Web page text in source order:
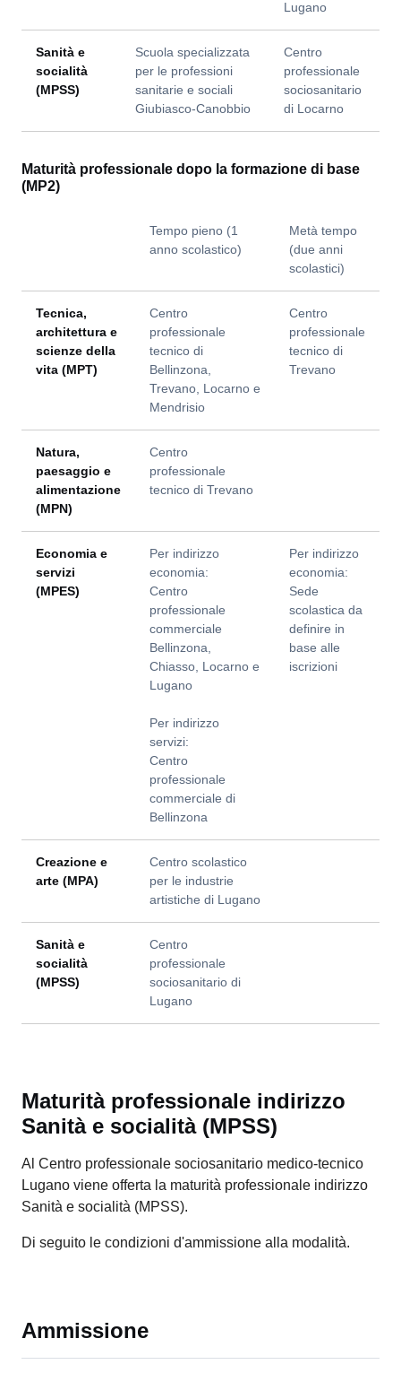
Lugano
Sanità e
socialità
(MPSS)
Scuola specializzata
per le professioni
sanitarie e sociali
Giubiasco-Canobbio
Centro
professionale
sociosanitario
di Locarno
Maturità professionale dopo la formazione di base
(MP2)
Tempo pieno (1
anno scolastico)
Metà tempo
(due anni
scolastici)
Tecnica,
architettura e
scienze della
vita (MPT)
Centro
professionale
tecnico di
Bellinzona,
Trevano, Locarno e
Mendrisio
Centro
professionale
tecnico di
Trevano
Natura,
paesaggio e
alimentazione
(MPN)
Centro
professionale
tecnico di Trevano
Economia e
servizi
(MPES)
Per indirizzo
economia:
Centro
professionale
commerciale
Bellinzona,
Chiasso, Locarno e
Lugano
Per indirizzo
servizi:
Centro
professionale
commerciale di
Bellinzona
Per indirizzo
economia:
Sede
scolastica da
definire in
base alle
iscrizioni
Creazione e
arte (MPA)
Centro scolastico
per le industrie
artistiche di Lugano
Sanità e
socialità
(MPSS)
Centro
professionale
sociosanitario di
Lugano
Maturità professionale indirizzo
Sanità e socialità (MPSS)
Al Centro professionale sociosanitario medico-tecnico
Lugano viene offerta la maturità professionale indirizzo
Sanità e socialità (MPSS).
Di seguito le condizioni d'ammissione alla modalità.
Ammissione